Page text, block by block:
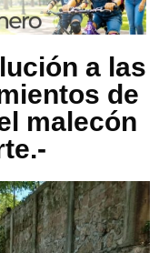
a las
de
malecón